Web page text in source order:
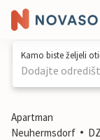
Kamo biste željeli
Dodajte
1 / 17
Apartman
Neuhermsdorf